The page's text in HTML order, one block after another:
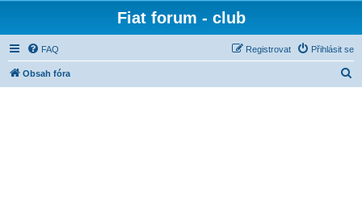
Fiat forum - club
FAQ Přihlásit se
Registrovat
Obsah fóra